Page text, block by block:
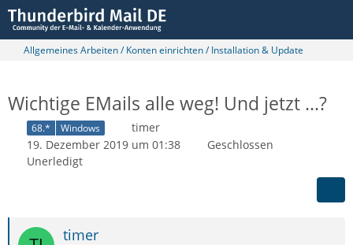
Allgemeines Arbeiten / Konten einrichten / Installation & Update
Wichtige EMails alle weg! Und jetzt ...?
68.* Windows
timer
19. Dezember 2019 um 01:38
Geschlossen
Unerledigt
timer